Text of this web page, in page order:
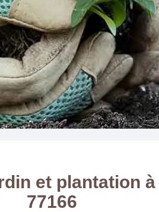
et plantation
77166